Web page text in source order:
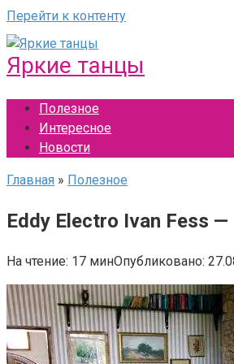
Перейти к контенту
Яркие танцы
Полезное
Интересное
Новости
Главная » Полезное
Eddy Electro Ivan Fess
На чтение: 17 минОпубликовано: